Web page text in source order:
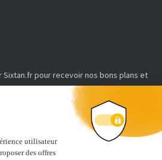
pour recevoir nos bons plans et
et achemine des produits d'équipement et
de bains, placards et dressing.